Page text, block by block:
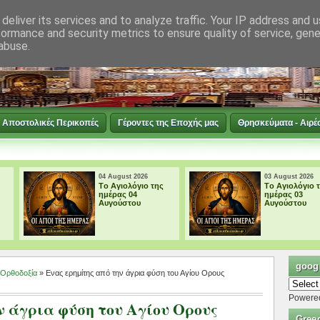
Αποστολικές Περικοπές Γέροντες της Εποχής μας Θρησκεύματα -
04 August 2026
Tο Αγιολόγιο της
ημέρας 04
Αυγούστου
03 August 2026
Tο Αγιολόγιο της
ημέρας 03
Αυγούστου
Ορθοδοξία » Ενας ερημίτης από την άγρια φύση του Αγίου Ορους
άγρια φύση του Αγίου Ορους
its services and to analyze traffic. Your IP address and
and security metrics to ensure quality of service,